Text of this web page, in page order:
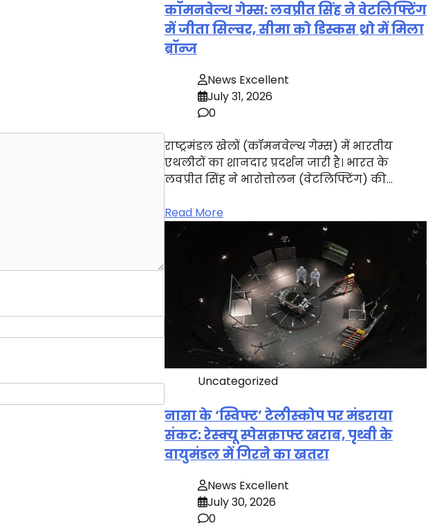
कॉमनवेल्थ गेम्स: लवप्रीत सिंह ने वेटलिफ्टिंग
में जीता सिल्वर, सीमा को डिस्कस थ्रो में मिला
ब्रॉन्ज
News Excellent
July 31, 2026
0
राष्ट्रमंडल खेलों (कॉमनवेल्थ गेम्स) में भारतीय
एथलीटों का शानदार प्रदर्शन जारी है। भारत के
लवप्रीत सिंह ने भारोत्तोलन (वेटलिफ्टिंग) की…
Read More
Uncategorized
नासा के ‘स्विफ्ट’ टेलीस्कोप पर मंडराया
संकट: रेस्क्यू स्पेसक्राफ्ट खराब, पृथ्वी के
वायुमंडल में गिरने का खतरा
News Excellent
July 30, 2026
0